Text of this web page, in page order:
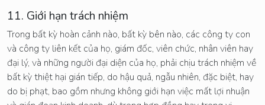
11. Giới hạn trách nhiệm
Trong bất kỳ hoàn cảnh nào, bất kỳ bên nào, các công ty con
và công ty liên kết của họ, giám đốc, viên chức, nhân viên hay
đại lý, và những người đại diện của họ, phải chịu trách nhiệm về
bất kỳ thiệt hại gián tiếp, do hậu quả, ngẫu nhiên, đặc biệt, hay
do bị phạt, bao gồm nhưng không giới hạn việc mất lợi nhuận